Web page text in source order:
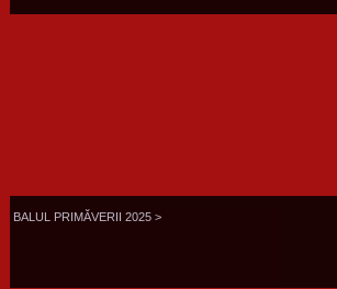
BALUL PRIMĂVERII 2025 >